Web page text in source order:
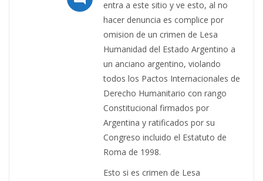
entra a este sitio y ve esto, al no
hacer denuncia es complice por
omision de un crimen de Lesa
Humanidad del Estado Argentino a
un anciano argentino, violando
todos los Pactos Internacionales de
Derecho Humanitario con rango
Constitucional firmados por
Argentina y ratificados por su
Congreso incluido el Estatuto de
Roma de 1998.
Esto si es crimen de Lesa